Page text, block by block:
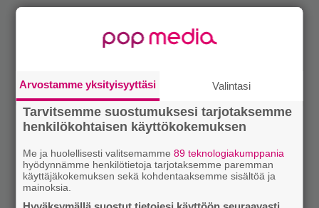
Arvostamme yksityisyyttäsi Valintasi
Tarvitsemme suostumuksesi tarjotaksemme
henkilökohtaisen käyttökokemuksen
Me ja huolellisesti valitsemamme89 teknologiakumppania
hyödynnämme henkilötietoja tarjotaksemme paremman
käyttäjäkokemuksen sekä kohdentaaksemme sisältöä ja
mainoksia.